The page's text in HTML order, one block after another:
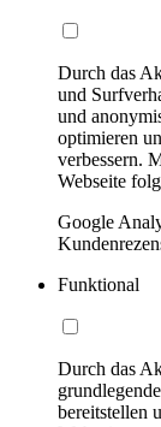
Durch das
und
und
optimieren
verbessern.
Webseite
Google
Funktional
Durch das
bereitstellen